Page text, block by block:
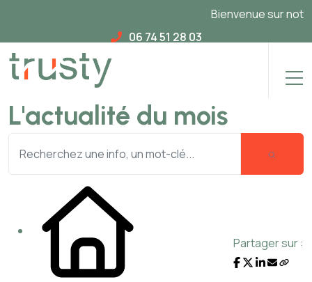
Bienvenue sur notre
06 74 51 28 03
L'actualité du mois
Partager sur :